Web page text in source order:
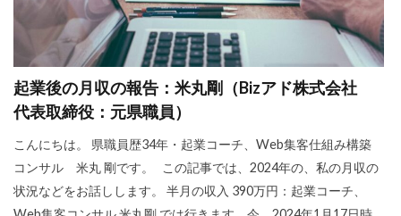
起業後の月収の報告：米丸剛（Bizアド株式会社
代表取締役：元県職員）
こんにちは。 県職員歴34年・起業コーチ、Web集客仕組み構築
コンサル 米丸 剛です。 この記事では、2024年の、私の月収の
状況などをお話しします。 半月の収入 390万円：起業コーチ、